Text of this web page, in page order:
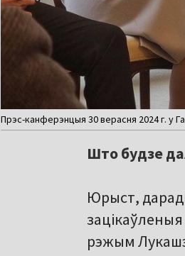
Прэс-канферэнцыя 30 верасня 2024 г. у
Што будзе
Юрыст,
рэжым